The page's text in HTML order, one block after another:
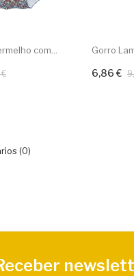
com... Gorro
6,86 €Adicionar
(0)